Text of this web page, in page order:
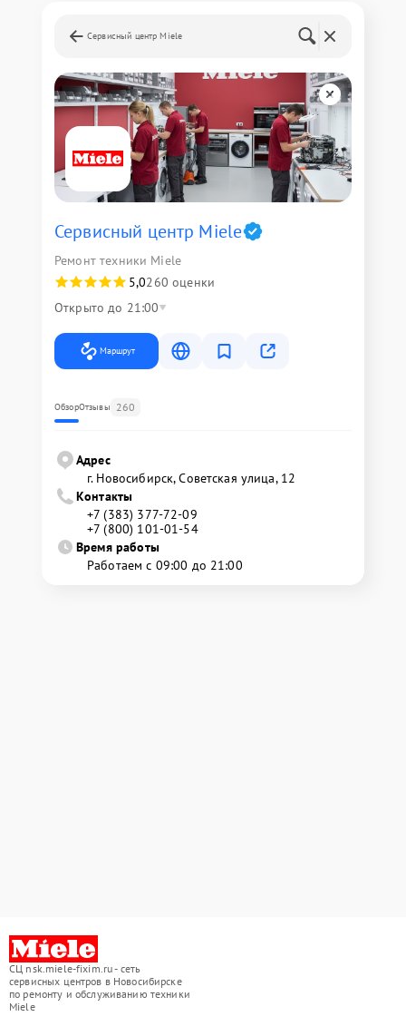
Сервисный центр Miele
Сервисный центр Miele
Ремонт техники Miele
5,0260 оценки
Открыто до 21:00
Маршрут
ОбзорОтзывы 260
Адрес
г. Новосибирск, Советская улица, 12
Контакты
+7 (383) 377-72-09
+7 (800) 101-01-54
Время работы
Работаем с 09:00 до 21:00
СЦ nsk.miele-fixim.ru - сеть
сервисных центров в Новосибирске
по ремонту и обслуживанию техники
Miele